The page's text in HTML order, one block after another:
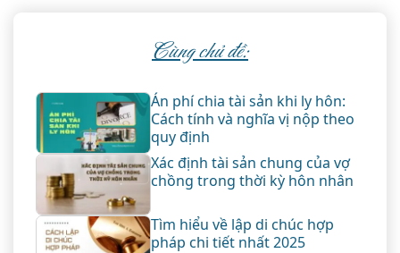
Cùng chủ đề:
Án phí chia tài sản khi ly hôn:
Cách tính và nghĩa vị nộp theo
quy định
Xác định tài sản chung của vợ
chồng trong thời kỳ hôn nhân
Tìm hiểu về lập di chúc hợp
pháp chi tiết nhất 2025